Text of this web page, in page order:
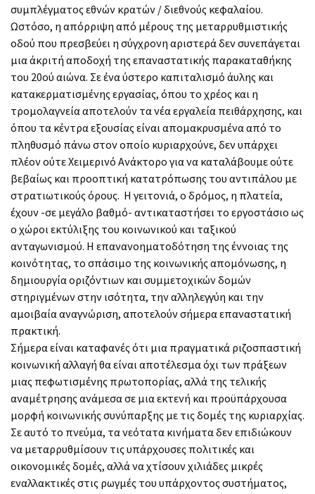
συμπλέγματος εθνών κρατών / διεθνούς κεφαλαίου.
Ωστόσο, η απόρριψη από μέρους της μεταρρυθμιστικής
οδού που πρεσβεύει η σύγχρονη αριστερά δεν συνεπάγεται
μια άκριτή αποδοχή της επαναστατικής παρακαταθήκης
του 20ού αιώνα. Σε ένα ύστερο καπιταλισμό άυλης και
κατακερματισμένης εργασίας, όπου το χρέος και η
τρομολαγνεία αποτελούν τα νέα εργαλεία πειθάρχησης, και
όπου τα κέντρα εξουσίας είναι απομακρυσμένα από το
πληθυσμό πάνω στον οποίο κυριαρχούνε, δεν υπάρχει
πλέον ούτε Χειμερινό Ανάκτορο για να καταλάβουμε ούτε
βεβαίως και προοπτική κατατρόπωσης του αντιπάλου με
στρατιωτικούς όρους. Η γειτονιά, ο δρόμος, η πλατεία,
έχουν -σε μεγάλο βαθμό- αντικαταστήσει το εργοστάσιο ως
ο χώροι εκτύλιξης του κοινωνικού και ταξικού
ανταγωνισμού. Η επανανοηματοδότηση της έννοιας της
κοινότητας, το σπάσιμο της κοινωνικής απομόνωσης, η
δημιουργία οριζόντιων και συμμετοχικών δομών
στηριγμένων στην ισότητα, την αλληλεγγύη και την
αμοιβαία αναγνώριση, αποτελούν σήμερα επαναστατική
πρακτική.
Σήμερα είναι καταφανές ότι μια πραγματικά ριζοσπαστική
κοινωνική αλλαγή θα είναι αποτέλεσμα όχι των πράξεων
μιας πεφωτισμένης πρωτοπορίας, αλλά της τελικής
αναμέτρησης ανάμεσα σε μια εκτενή και προϋπάρχουσα
μορφή κοινωνικής συνύπαρξης με τις δομές της κυριαρχίας.
Σε αυτό το πνεύμα, τα νεότατα κινήματα δεν επιδιώκουν
να μεταρρυθμίσουν τις υπάρχουσες πολιτικές και
οικονομικές δομές, αλλά να χτίσουν χιλιάδες μικρές
εναλλακτικές στις ρωγμές του υπάρχοντος συστήματος,